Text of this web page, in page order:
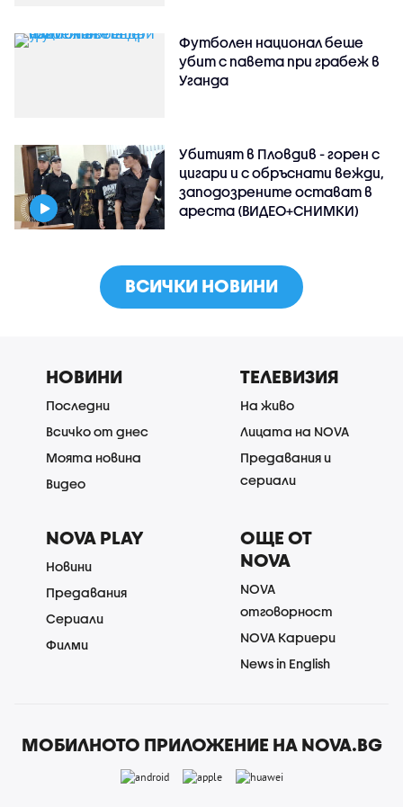
Футболен национал беше
убит с павета при грабеж в
Уганда
Убитият в Пловдив - горен с
цигари и с обръснати вежди,
заподозрените остават в
ареста (ВИДЕО+СНИМКИ)
ВСИЧКИ НОВИНИ
НОВИНИ
Последни
Всичко от днес
Моята новина
Видео
ТЕЛЕВИЗИЯ
На живо
Лицата на NOVA
Предавания и
сериали
NOVA PLAY
Новини
Предавания
Сериали
Филми
ОЩЕ ОТ
NOVA
NOVA
отговорност
NOVA Кариери
News in English
МОБИЛНОТО ПРИЛОЖЕНИЕ НА NOVA.BG